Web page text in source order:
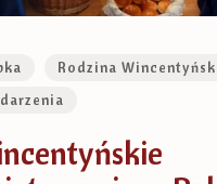
Rodzina